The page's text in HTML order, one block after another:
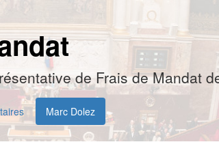
de Frais de Mandat
Marc Dolez